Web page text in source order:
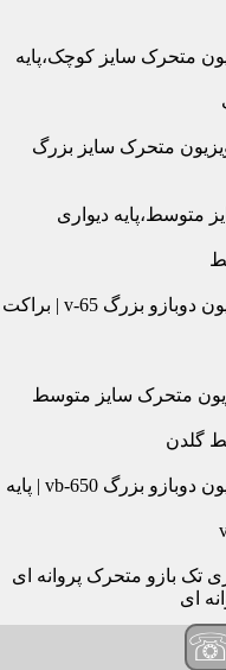
متحرک سایز کوچک،پایه
متحرک سایز بزرگ
متوسط،پایه دیواری
قیمت و خرید براکت دیواری تلویزیون دوبازو بزرگ v-65 | براکت
متحرک سایز متوسط
گلدن
قیمت و خرید براکت دیواری تلویزیون دوبازو بزرگ vb-650 | پایه
تک بازو متحرک پروانه ای
ای
| براکت دیواری تلویزیون